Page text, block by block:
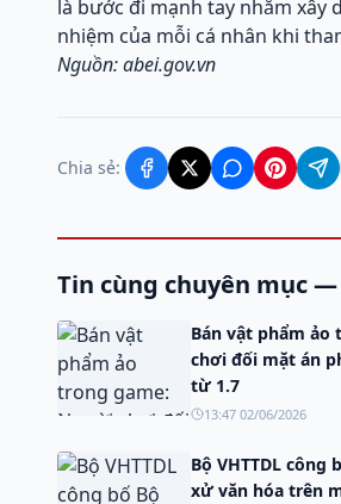
là bước đi mạnh tay nhằm
nhiệm của mỗi cá nhân khi
Nguồn: abei.gov.vn
Chia sẻ:
Tin cùng chuyên mục —
Bán vật phẩm
chơi đối mặt án
từ 1.7
13:47 02/06/2026
Bộ VHTTDL công
xử văn hóa trên